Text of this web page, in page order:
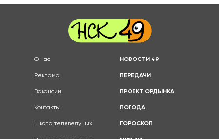
О нас
Реклама
Вакансии
Контакты
Школа телеведущих
НОВОСТИ 49
ПЕРЕДАЧИ
ПРОЕКТ ОРДЫНКА
ПОГОДА
ГОРОСКОП